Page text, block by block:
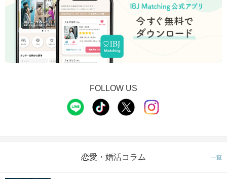
FOLLOW US
恋愛・婚活コラム 一覧